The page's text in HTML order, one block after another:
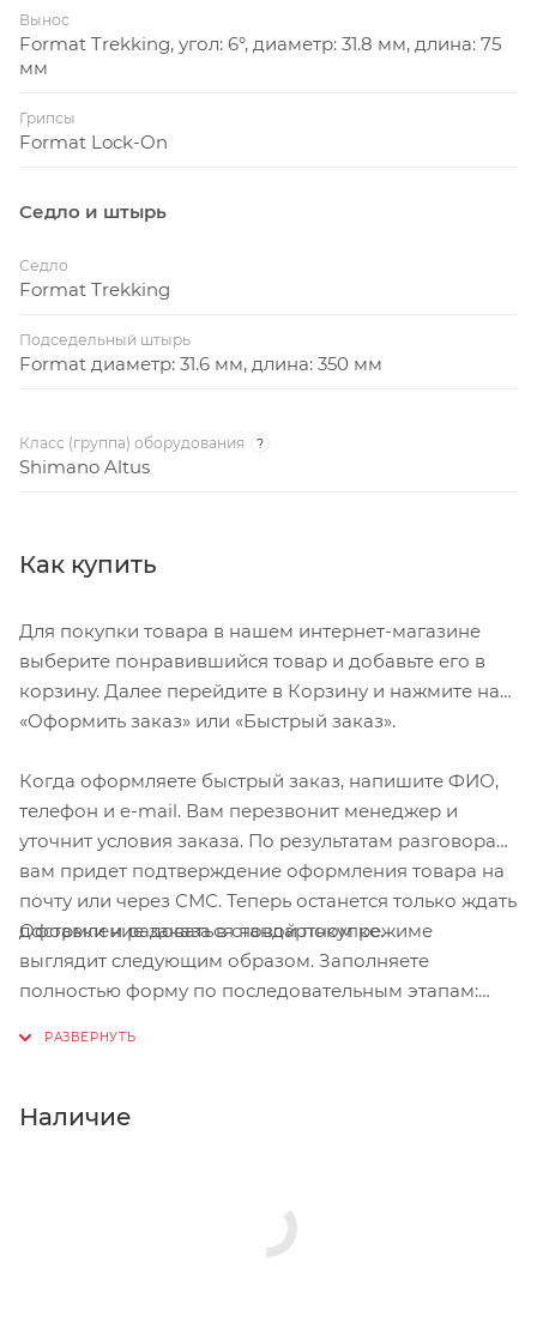
Вынос
Format Trekking, угол: 6°, диаметр: 31.8 мм, длина: 75
мм
Грипсы
Format Lock-On
Седло и штырь
Седло
Format Trekking
Подседельный штырь
Format диаметр: 31.6 мм, длина: 350 мм
Класс (группа) оборудования ?
Shimano Altus
Как купить
Для покупки товара в нашем интернет-магазине
выберите понравившийся товар и добавьте его в
корзину. Далее перейдите в Корзину и нажмите на
«Оформить заказ» или «Быстрый заказ».
Когда оформляете быстрый заказ, напишите ФИО,
телефон и e-mail. Вам перезвонит менеджер и
уточнит условия заказа. По результатам разговора
вам придет подтверждение оформления товара на
почту или через СМС. Теперь останется только ждать
доставки и радоваться новой покупке.
Оформление заказа в стандартном режиме
выглядит следующим образом. Заполняете
полностью форму по последовательным этапам:
Нажмите кнопку «Оформить заказ».
Наличие